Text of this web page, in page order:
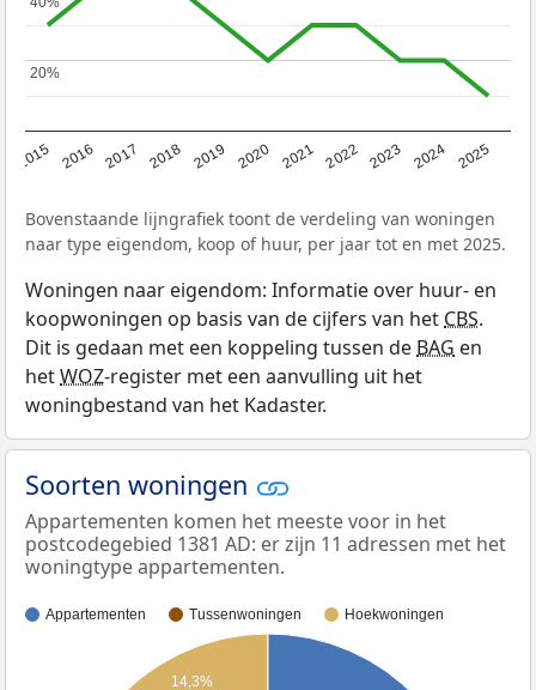
2015 2016 2017 2018 2019 2020 2021 2022 2023 2024 2025
20%
20%
Bovenstaande lijngrafiek toont de verdeling van woningen
naar type eigendom, koop of huur, per jaar tot en met 2025.
Woningen naar eigendom: Informatie over huur- en
koopwoningen op basis van de cijfers van het CBS.
Dit is gedaan met een koppeling tussen de BAG en
hetWOZ-register met een aanvulling uit het
woningbestand van het Kadaster.
Soorten woningen
Appartementen komen het meeste voor in het
postcodegebied 1381 AD: er zijn 11 adressen met het
woningtype appartementen.
Appartementen Tussenwoningen Hoekwoningen
14,3%